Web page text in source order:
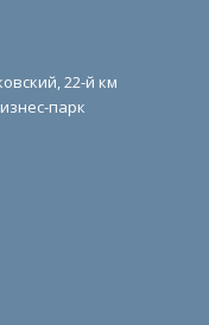
22-й км
парк